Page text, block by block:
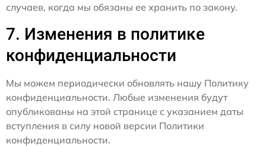
случаев, когда мы обязаны ее хранить по закону.
7. Изменения в политике
конфиденциальности
Мы можем периодически обновлять нашу Политику
конфиденциальности. Любые изменения будут
опубликованы на этой странице с указанием даты
вступления в силу новой версии Политики
конфиденциальности.